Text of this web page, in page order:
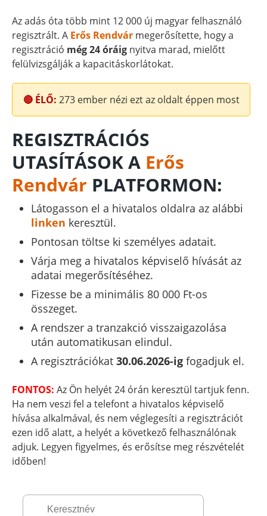
Az adás óta több mint 12 000 új magyar felhasználó
regisztrált. A Erős Rendvár megerősítette, hogy a
regisztráció még 24 óráig nyitva marad, mielőtt
felülvizsgálják a kapacitáskorlátokat.
🔴 ÉLŐ: 273ember nézi ezt az oldalt éppen most
REGISZTRÁCIÓS
UTASÍTÁSOK A Erős
Rendvár PLATFORMON:
Látogasson el a hivatalos oldalra az alábbi
linken keresztül.
Pontosan töltse ki személyes adatait.
Várja meg a hivatalos képviselő hívását az
adatai megerősítéséhez.
Fizesse be a minimális 80 000 Ft-os
összeget.
A rendszer a tranzakció visszaigazolása
után automatikusan elindul.
A regisztrációkat30.06.2026-igfogadjuk el.
FONTOS: Az Ön helyét 24 órán keresztül tartjuk fenn.
Ha nem veszi fel a telefont a hivatalos képviselő
hívása alkalmával, és nem véglegesíti a regisztrációt
ezen idő alatt, a helyét a következő felhasználónak
adjuk. Legyen figyelmes, és erősítse meg részvételét
időben!